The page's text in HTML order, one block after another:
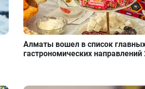
Алматы вошел в список
гастрономических направлений